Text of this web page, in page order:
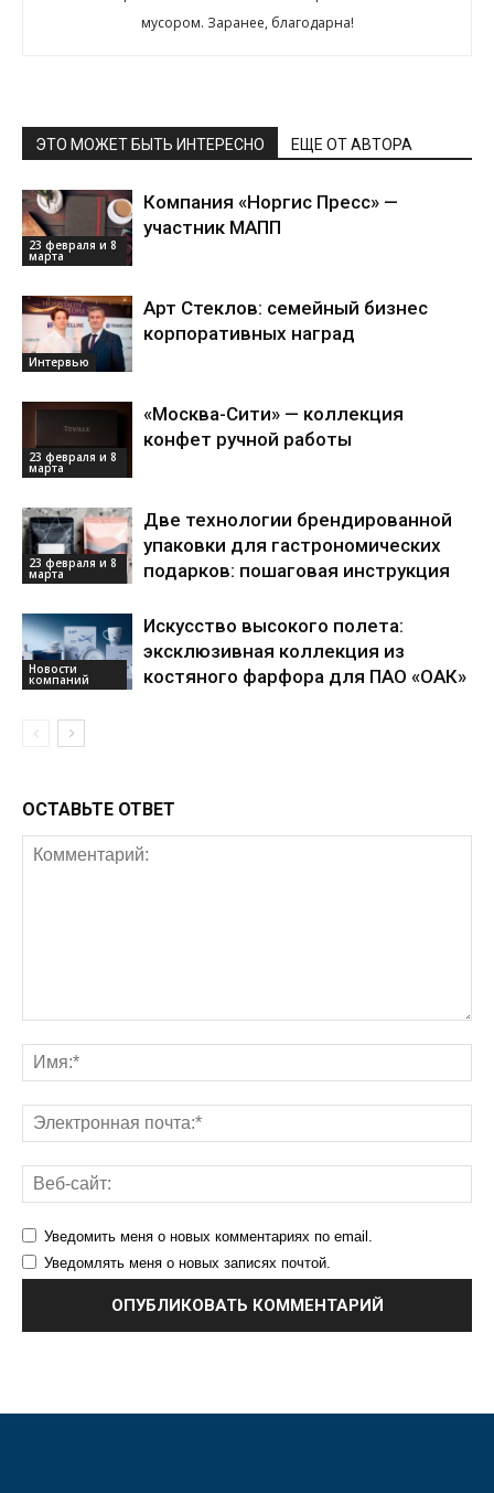
мусором. Заранее, благодарна!
ЭТО МОЖЕТ БЫТЬ ИНТЕРЕСНО ЕЩЕ ОТ АВТОРА
23 февраля и 8
марта
Компания «Норгис Пресс» —
участник МАПП
Интервью
Арт Стеклов: семейный бизнес
корпоративных наград
23 февраля и 8
марта
«Москва-Сити» — коллекция
конфет ручной работы
23 февраля и 8
марта
Две технологии брендированной
упаковки для гастрономических
подарков: пошаговая инструкция
Новости
компаний
Искусство высокого полета:
эксклюзивная коллекция из
костяного фарфора для ПАО «ОАК»
ОСТАВЬТЕ ОТВЕТ
Уведомить меня о новых комментариях по email.
Уведомлять меня о новых записях почтой.